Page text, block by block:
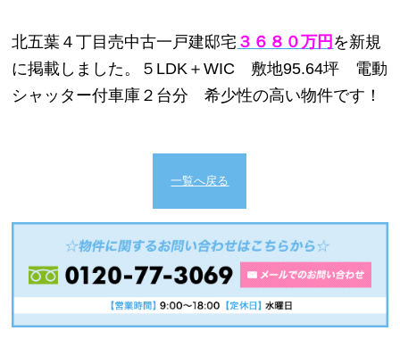
北五葉４丁目売中古一戸建邸宅 ３６８０万円 を新規
に掲載しました。５LDK＋WIC 敷地95.64坪 電動
シャッター付車庫２台分 希少性の高い物件です！
一覧へ戻る